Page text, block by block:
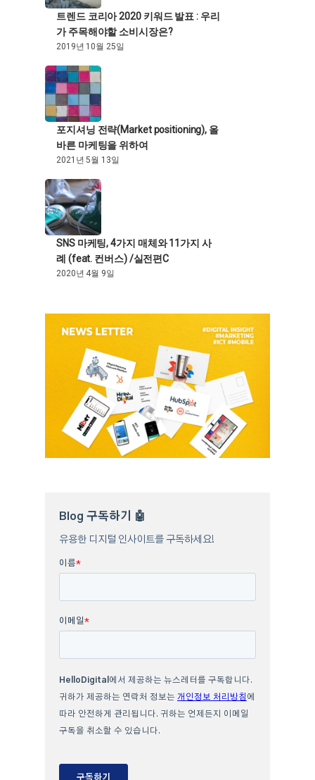
트렌드 코리아 2020 키워드 발표 : 우리
가 주목해야할 소비시장은?
2019년 10월 25일
포지셔닝 전략(Market positioning), 올
바른 마케팅을 위하여
2021년 5월 13일
SNS 마케팅, 4가지 매체와 11가지 사
례 (feat. 컨버스) /실전편C
2020년 4월 9일